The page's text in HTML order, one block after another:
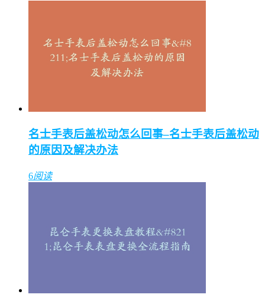
名士手表后盖松动怎么回事–名士手表后盖松动
的原因及解决办法
6阅读